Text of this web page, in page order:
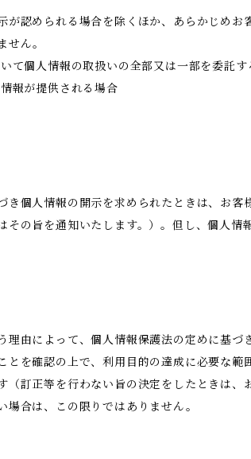
認められる場合を除くほか、あらかじめ
せん。
て個人情報の取扱いの全部又は一部を委託
報が提供される場合
個人情報の開示を求められたときは、お
の旨を通知いたします。）。但し、個人
由によって、個人情報保護法の定めに基
を確認の上で、利用目的の達成に必要な
訂正等を行わない旨の決定をしたときは
合は、この限りではありません。